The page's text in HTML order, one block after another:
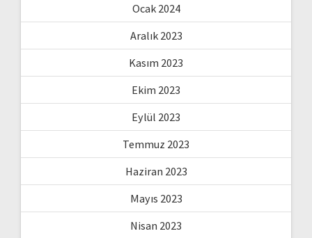
Ocak 2024
Aralık 2023
Kasım 2023
Ekim 2023
Eylül 2023
Temmuz 2023
Haziran 2023
Mayıs 2023
Nisan 2023